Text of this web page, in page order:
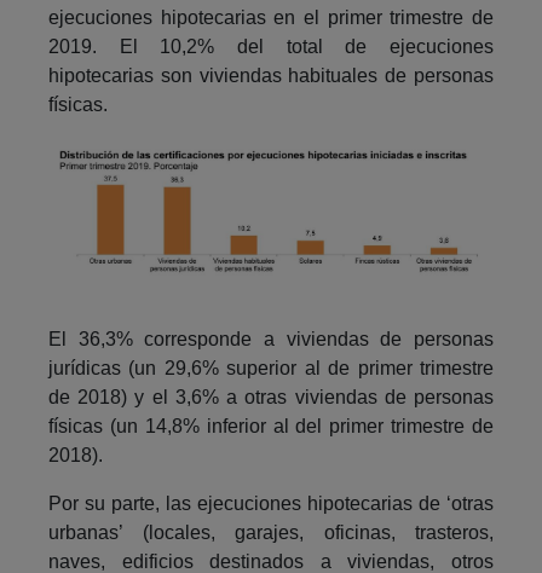
ejecuciones hipotecarias en el primer trimestre de
2019. El 10,2% del total de ejecuciones
hipotecarias son viviendas habituales de personas
físicas.
El 36,3% corresponde a viviendas de personas
jurídicas (un 29,6% superior al de primer trimestre
de 2018) y el 3,6% a otras viviendas de personas
físicas (un 14,8% inferior al del primer trimestre de
2018).
Por su parte, las ejecuciones hipotecarias de ‘otras
urbanas’ (locales, garajes, oficinas, trasteros,
naves, edificios destinados a viviendas, otros